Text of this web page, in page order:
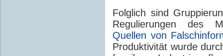
Folglich sind
Regulierungen des
Quellen von
Produktivität wurde